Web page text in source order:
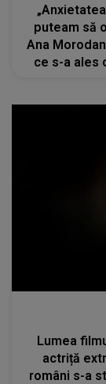
puteam să
Ana
ce s-a ales
Lumea
actriță
români s-a